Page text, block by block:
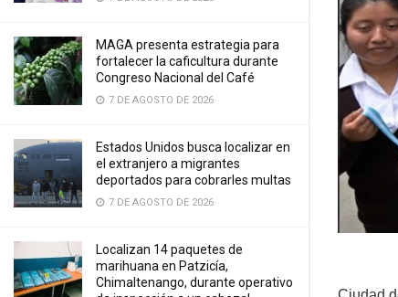
MAGA presenta estrategia para
fortalecer la caficultura durante
Congreso Nacional del Café
7 DE AGOSTO DE 2026
Estados Unidos busca localizar en
el extranjero a migrantes
deportados para cobrarles multas
7 DE AGOSTO DE 2026
Localizan 14 paquetes de
marihuana en Patzicía,
Chimaltenango, durante operativo